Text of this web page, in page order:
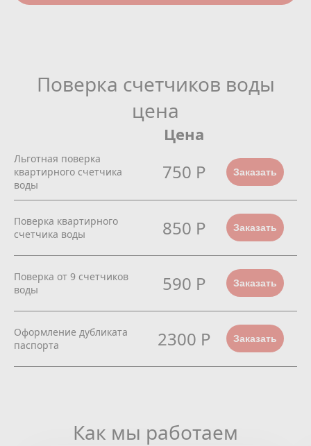
Поверка счетчиков воды
цена
Цена
Льготная поверка
квартирного счетчика
воды
750 Р Заказать
Поверка квартирного
счетчика воды
850 Р Заказать
Поверка от 9 счетчиков
воды
590 Р Заказать
Оформление дубликата
паспорта
2300 Р Заказать
Как мы работаем